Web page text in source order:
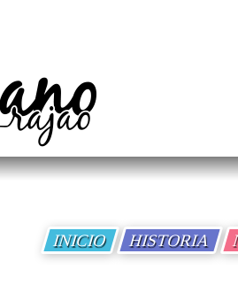
INICIO HISTORIA